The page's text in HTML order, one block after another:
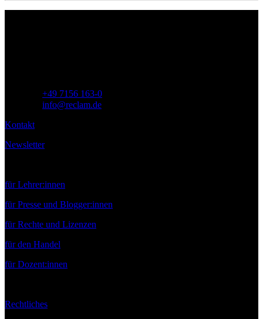
+49 7156 163-0
info@reclam.de
Kontakt
Newsletter
für Lehrer:innen
für Presse und Blogger:innen
für Rechte und Lizenzen
für den Handel
für Dozent:innen
Rechtliches